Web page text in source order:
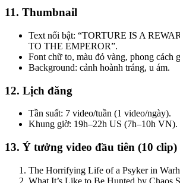
11. Thumbnail
Text nổi bật: “TORTURE IS A
TO THE EMPEROR”.
Font chữ to, màu đỏ vàng, phong cách
Background: cảnh hoành tráng, u ám.
12. Lịch đăng
Tần suất: 7 video/tuần (1 video/ngày).
Khung giờ: 19h–22h US (7h–10h VN).
13. Ý tưởng video đầu tiên (10 clip)
The Horrifying Life of a Psyker in
What It’s Like to Be Hunted by Chaos